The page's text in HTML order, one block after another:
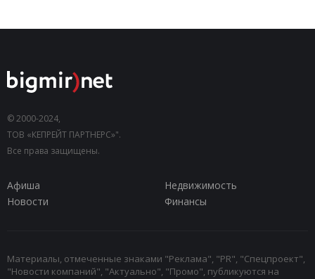
© 2000-2024,
ТОВ «КЕПРЕЙТ ПАРТНЕРС»".
Все права защищены.
Афиша
Недвижимость
Новости
Финансы
Материалы, отмеченные знаками "Реклама", "PR", "Спецпроект",
"Новости компаний", "Актуально", "Промо", публикуются на